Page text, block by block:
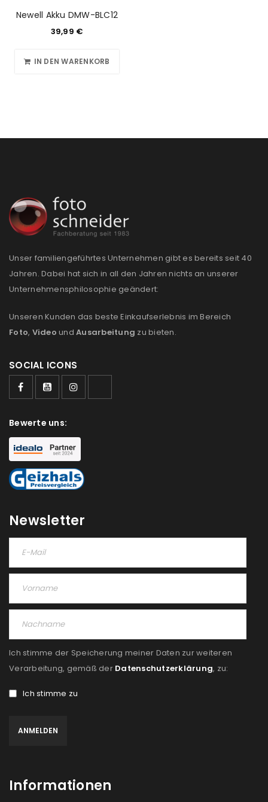
ANMELDEN
Benutzername oder E-Mail-Adresse
Passwort*
ANMELDEN
PASSWORT VERGESSEN?
E-Mail-Adresse*
deine E-Mail-Adresse gesendet.
Please select all the ways you would like to hear from
Newell Akku DMW-BLC12
39,99 €
IN DEN WARENKORB
Unser familiengeführtes Unternehmen gibt es bereits seit 40
Jahren. Dabei hat sich in all den Jahren nichts an unserer
Unternehmensphilosophie geändert:
Unseren Kunden das beste Einkaufserlebnis im Bereich
Foto, Video und Ausarbeitung zu bieten.
SOCIAL ICONS
Bewerte uns:
Newsletter
Ich stimme der Speicherung meiner Daten zur weiteren
Verarbeitung, gemäß der Datenschutzerklärung, zu:
Ich stimme zu
Informationen